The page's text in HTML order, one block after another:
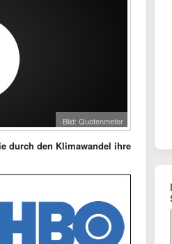
Bild: Quotenmeter
durch den Klimawandel ihre